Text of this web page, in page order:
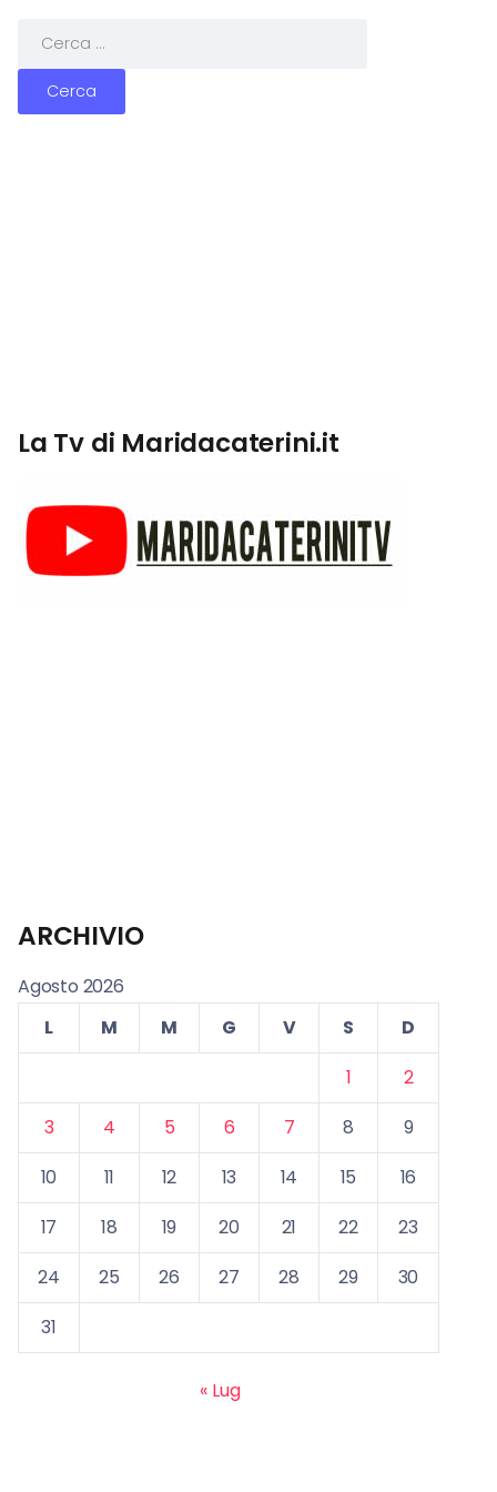
La Tv di Maridacaterini.it
ARCHIVIO
Agosto 2026
L
M M G V S
D
1
2
3
4 5 6 7 8
9
10
11 12 13 14 15
16
17
18 19 20 21 22
23
24
25 26 27 28 29
30
31
« Lug